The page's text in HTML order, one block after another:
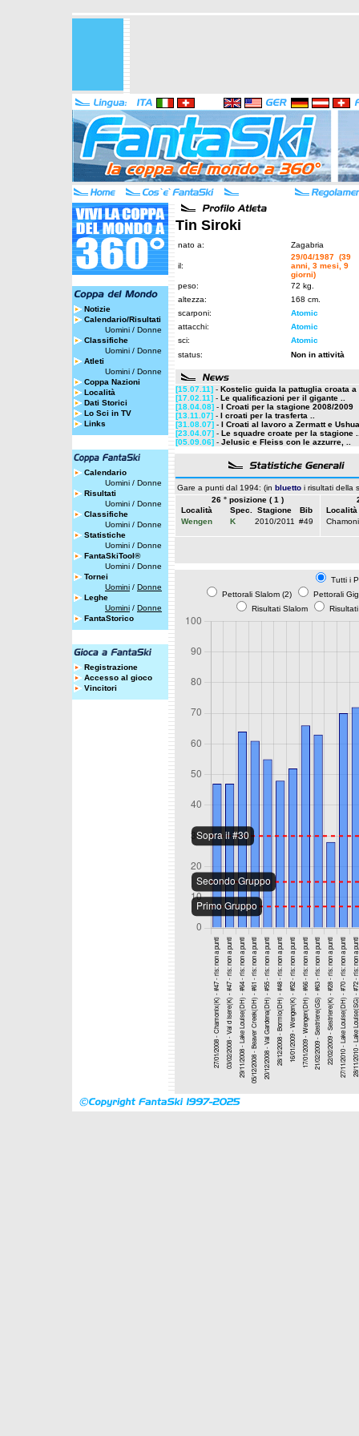
Notizie
Calendario/Risultati
Uomini / Donne
Classifiche
Uomini / Donne
Atleti
Uomini / Donne
Coppa Nazioni
Località
Dati Storici
Lo Sci in TV
Links
Calendario
Uomini / Donne
Risultati
Uomini / Donne
Classifiche
Uomini / Donne
Statistiche
Uomini / Donne
FantaSkiTool®
Uomini / Donne
Tornei
Uomini / Donne
Leghe
Uomini / Donne
FantaStorico
Registrazione
Accesso al gioco
Vincitori
Tin Siroki
nato a: Zagabria
il:
29/04/1987 (39
anni, 3 mesi, 9
giorni)
peso:
72 kg.
altezza:
168 cm.
scarponi:
Atomic
attacchi:
Atomic
sci:
Atomic
status:
Non in attività
[15.07.11] - Kostelic guida la pattuglia croata a
[17.02.11] - Le qualificazioni per il gigante ..
[18.04.08] - I Croati per la stagione 2008/2009
[13.11.07] - I croati per la trasferta ..
[31.08.07] - I Croati al lavoro a Zermatt e
[23.04.07] - Le squadre croate per la stagione
[05.09.06] - Jelusic e Fleiss con le azzurre, ..
Gare a punti dal 1994: (in bluetto i risultati della
26 ° posizione ( 1 )
Località
Spec. Stagione
Bib
Wengen
K 2010/2011 #49
Località
Tutti i
Pettorali Slalom (2)
Pettorali
Risultati Slalom